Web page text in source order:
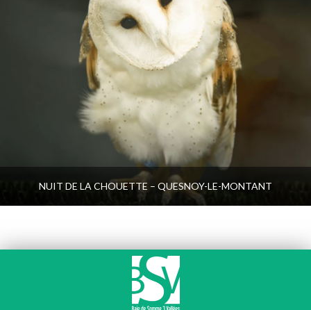
NUIT DE LA CHOUETTE – QUESNOY-LE-MONTANT